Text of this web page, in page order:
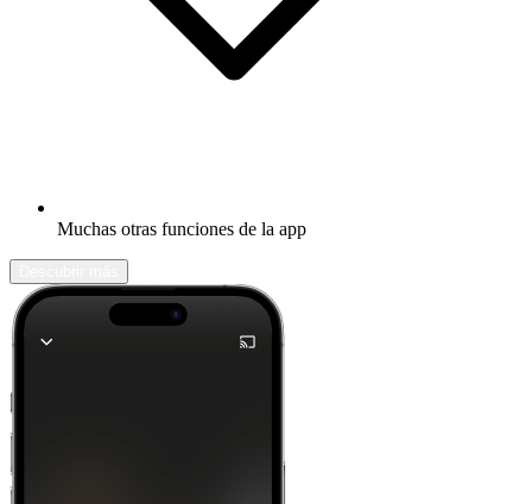
Muchas otras funciones de la app